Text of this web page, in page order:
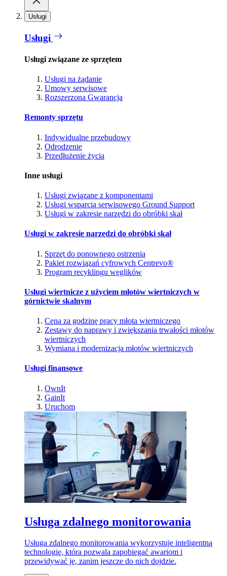
Usługi
Usługi
Usługi związane ze sprzętem
Usługi na żądanie
Umowy serwisowe
Rozszerzona Gwarancja
Remonty sprzętu
Indywidualne przebudowy
Odrodzenie
Przedłużenie życia
Inne usługi
Usługi związane z komponentami
Usługi wsparcia serwisowego Ground Support
Usługi w zakresie narzędzi do obróbki skał
Usługi w zakresie narzędzi do obróbki skał
Sprzęt do ponownego ostrzenia
Pakiet rozwiązań cyfrowych Centrevo®
Program recyklingu węglików
Usługi wiertnicze z użyciem młotów wiertniczych w
górnictwie skalnym
Cena za godzinę pracy młota wiertniczego
Zestawy do naprawy i zwiększania trwałości młotów
wiertniczych
Wymiana i modernizacja młotów wiertniczych
Usługi finansowe
OwnIt
GainIt
Uruchom
Usługa zdalnego monitorowania
Usługa zdalnego monitorowania wykorzystuje inteligentną
technologię, która pozwala zapobiegać awariom i
przewidywać je, zanim jeszcze do nich dojdzie.